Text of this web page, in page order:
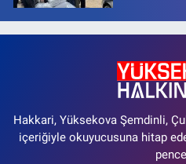
Hakkari, Yüksekova Şemdinli,
içeriğiyle okuyucusuna hitap